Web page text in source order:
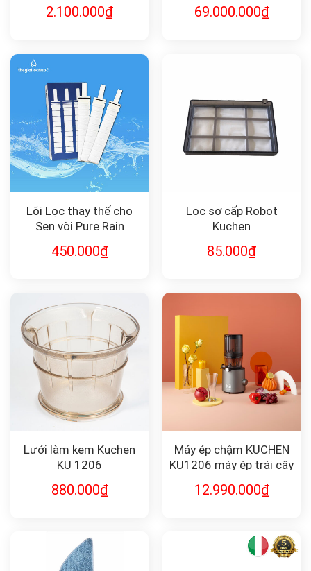
2.100.000₫ 69.000.000₫
Lõi Lọc thay thế cho
Sen vòi Pure Rain
3PRM
450.000₫
Lọc sơ cấp Robot
Kuchen
85.000₫
Lưới làm kem Kuchen
KU 1206
880.000₫
Máy ép chậm KUCHEN
KU1206 máy ép trái cây
12.990.000₫